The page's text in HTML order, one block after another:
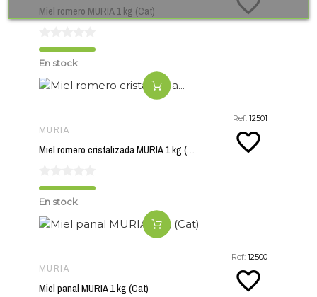
Miel romero MURIA 1 kg (Cat)
En stock
Ref:12501
MURIA
Miel romero cristalizada MURIA 1 kg (Cat)
En stock
Ref:12500
MURIA
Miel panal MURIA 1 kg (Cat)
favorite_border
favorite_border